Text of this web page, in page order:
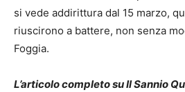
si vede addirittura dal 15 marzo,
riuscirono a battere, non senza
Foggia.
L’articolo completo su Il Sannio